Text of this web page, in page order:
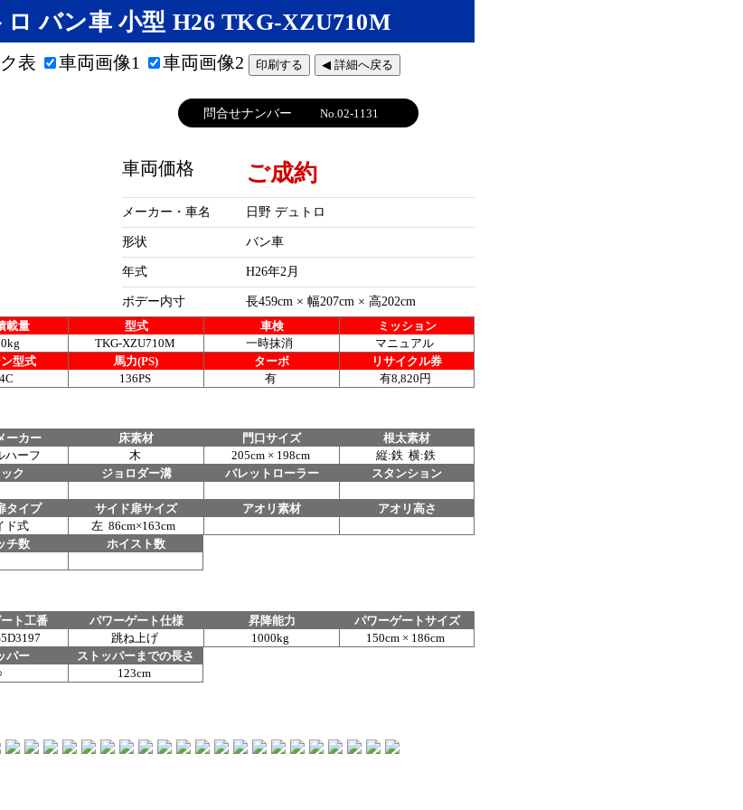
ロ バン車 小型 H26 TKG-XZU710M
表 車両画像1 車両画像2 印刷する ◀ 詳細へ戻る
問合せナンバー No.02-1131
車両価格 ご成約
メーカー・車名 日野 デュトロ
形状 バン車
年式 H26年2月
ボデー内寸
長459cm × 幅207cm × 高202cm
載量
型式
TKG-XZU710M
車検
一時抹消
ミッション
マニュアル
型式
馬力(PS)
136PS
ターボ
有
リサイクル券
有8,820円
ーカー
ハーフ
床素材
木
門口サイズ
205cm × 198cm
根太素材
縦:鉄 横:鉄
ク ジョロダー溝 パレットローラー スタンション
タイプ
ド式
サイド扉サイズ
左 86cm×163cm
アオリ素材 アオリ高さ
チ数 ホイスト数
ト工番
パワーゲート仕様
跳ね上げ
昇降能力
1000kg
パワーゲートサイズ
150cm × 186cm
パー
ストッパーまでの長さ
123cm